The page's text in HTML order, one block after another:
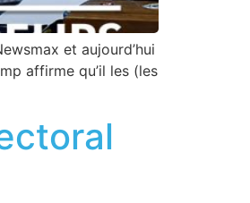
et aujourd’hui
affirme qu’il les (les